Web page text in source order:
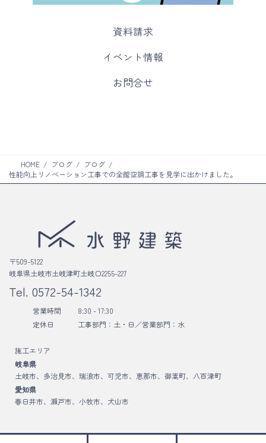
資料請求
イベント情報
お問合せ
HOME ブログ
ブログ
性能向上リノベーション工事での全館空調工事を見学に出かけました。
〒509-5122
岐阜県土岐市土岐津町土岐口2255-227
Tel. 0572-54-1342
営業時間
8:30 - 17:30
定休日
工事部門：土・日／営業部門：水
施工エリア
岐阜県
土岐市、多治見市、瑞浪市、可児市、恵那市、御嵩町、八百津町
愛知県
春日井市、瀬戸市、小牧市、犬山市